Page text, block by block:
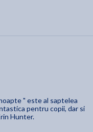
" este al saptelea
pentru copii, dar si
Hunter.